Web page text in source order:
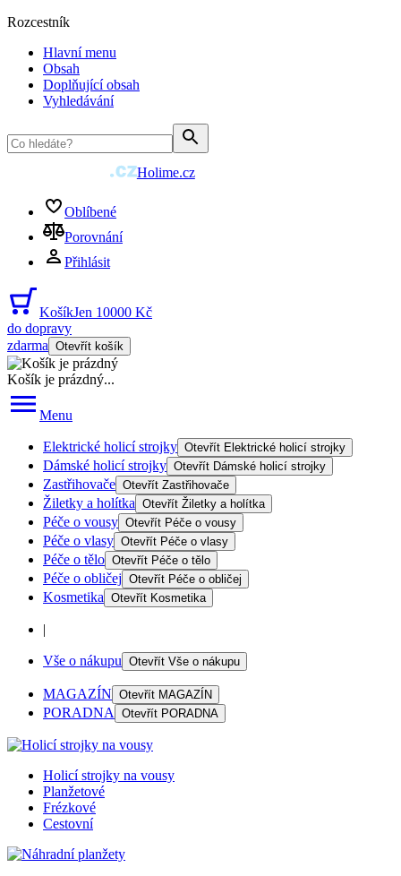
Rozcestník
Hlavní menu
Obsah
Doplňující obsah
Vyhledávání
Holime.cz
Oblíbené
Porovnání
Přihlásit
KošíkJen 10000 Kč
do dopravy
zdarma Otevřít košík
Košík je prázdný...
Menu
Elektrické holicí strojky Otevřít Elektrické holicí strojky
Dámské holicí strojky Otevřít Dámské holicí strojky
Zastřihovače Otevřít Zastřihovače
Žiletky a holítka Otevřít Žiletky a holítka
Péče o vousy Otevřít Péče o vousy
Péče o vlasy Otevřít Péče o vlasy
Péče o tělo Otevřít Péče o tělo
Péče o obličej Otevřít Péče o obličej
Kosmetika Otevřít Kosmetika
|
Vše o nákupu Otevřít Vše o nákupu
MAGAZÍN Otevřít MAGAZÍN
PORADNA Otevřít PORADNA
Holicí strojky na vousy
Planžetové
Frézkové
Cestovní